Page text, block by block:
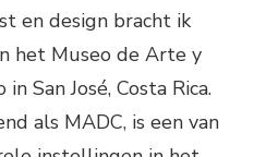
en design bracht ik
het Museo de Arte y
San José, Costa Rica.
als MADC, is een van